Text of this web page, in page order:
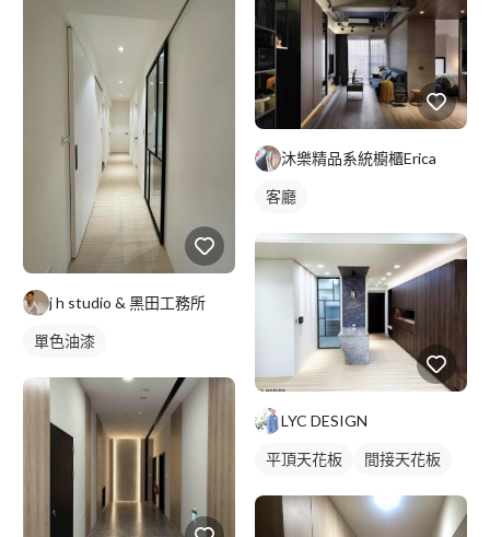
j h studio & 黑田工務所
單色油漆
沐樂精品系統櫥櫃Erica
客廳
LYC DESIGN
平頂天花板 間接天花板